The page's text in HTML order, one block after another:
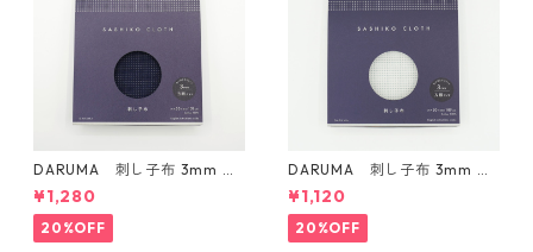
DARUMA 刺し子布 3mm 方
眼ガイドタイプ Col.3 紺
¥1,280
20%OFF
DARUMA 刺し子布 3mm 方
眼ガイドタイプ Col.1 白
¥1,120
20%OFF